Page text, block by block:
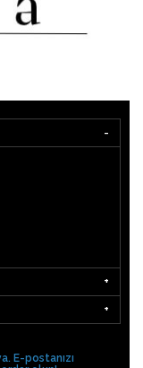
E-postanızı